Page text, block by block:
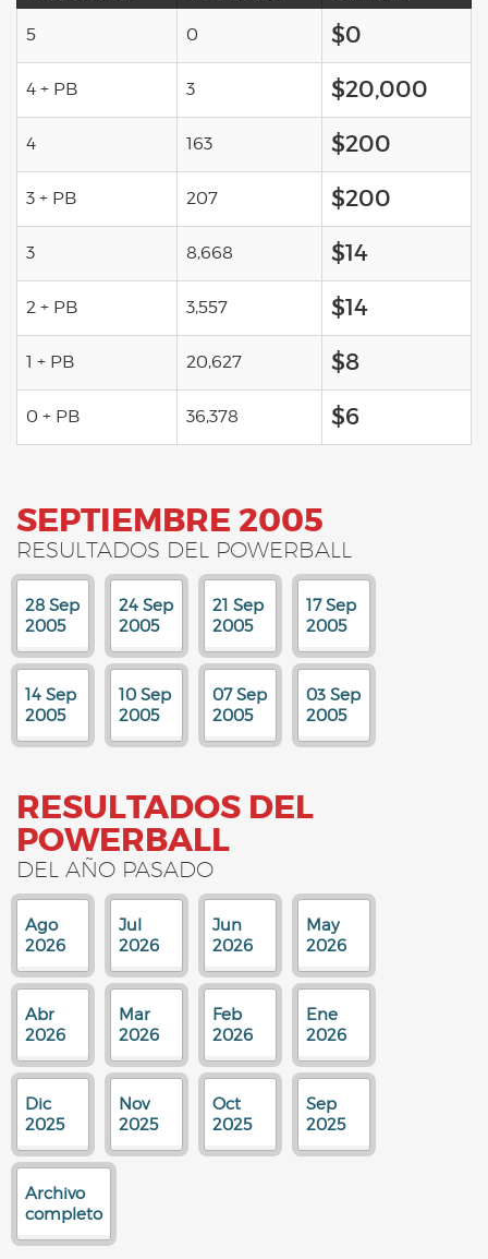
5 0 $0
4 + PB 3 $20,000
4 163 $200
3 + PB 207 $200
3 8,668 $14
2 + PB 3,557 $14
1 + PB 20,627 $8
0 + PB 36,378 $6
SEPTIEMBRE 2005
RESULTADOS DEL POWERBALL
28 Sep
2005
24 Sep
2005
21 Sep
2005
17 Sep
2005
14 Sep
2005
10 Sep
2005
07 Sep
2005
03 Sep
2005
RESULTADOS DEL
POWERBALL
DEL AÑO PASADO
Ago
2026
Jul
2026
Jun
2026
May
2026
Abr
2026
Mar
2026
Feb
2026
Ene
2026
Dic
2025
Nov
2025
Oct
2025
Sep
2025
Archivo
completo